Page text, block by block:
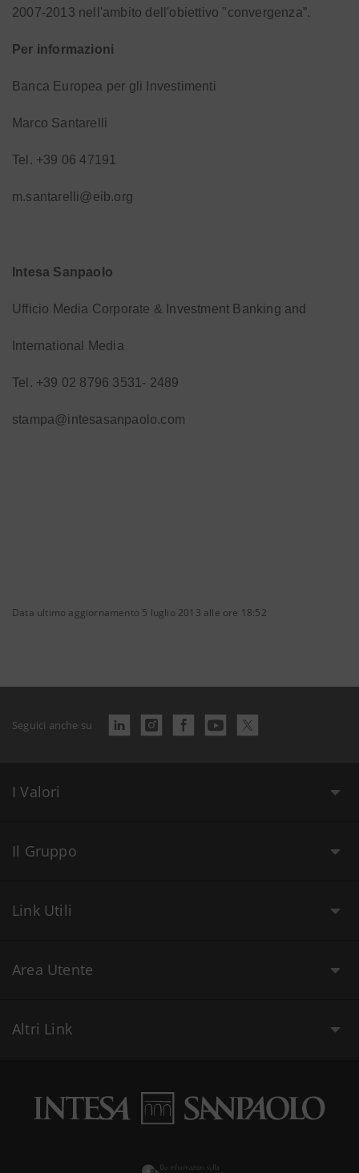
2007-2013 nell'ambito dell'obiettivo "convergenza”.
Per informazioni
Banca Europea per gli Investimenti
Marco Santarelli
Tel. +39 06 47191
m.santarelli@eib.org
Intesa Sanpaolo
Ufficio Media Corporate & Investment Banking and
International Media
Tel. +39 02 8796 3531- 2489
stampa@intesasanpaolo.com
Data ultimo aggiornamento 5 luglio 2013 alle ore 18:52
Seguici anche su
I Valori
Il Gruppo
Link Utili
Area Utente
Altri Link